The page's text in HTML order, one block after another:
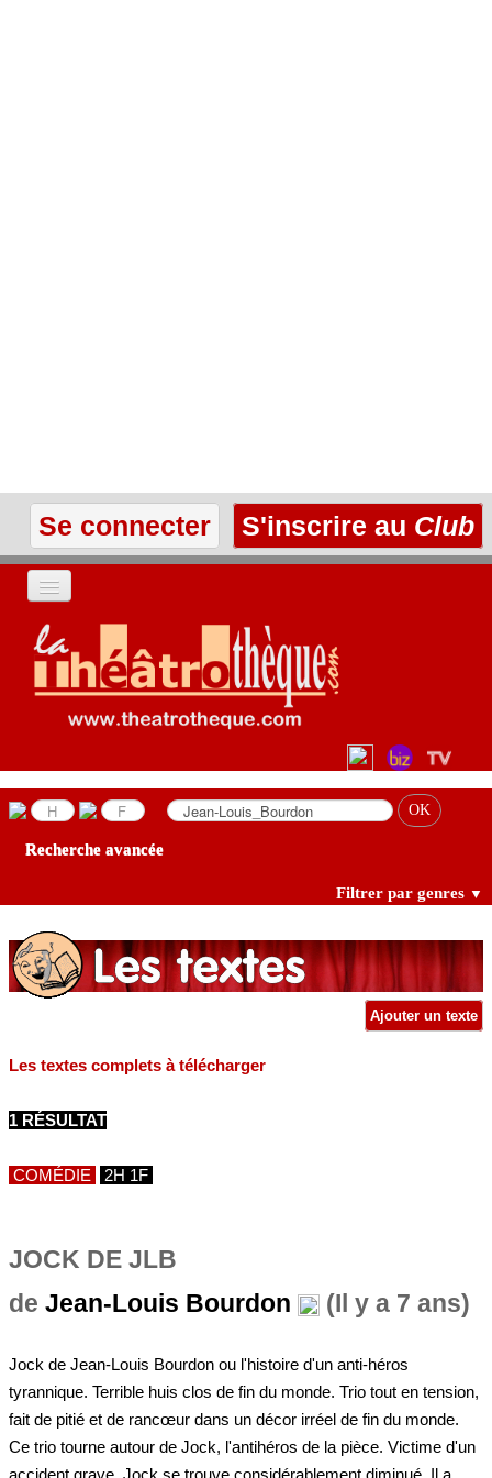
Se connecter S'inscrire au Club
ACCUEIL
LES TEXTES
LES ANNONCES
Recherche avancée
Filtrer par genres ▼
Ajouter un texte
Les textes complets à télécharger
1 RÉSULTAT
COMÉDIE 2H 1F
JOCK DE JLB
de Jean-Louis Bourdon (Il y a 7 ans)
Jock de Jean-Louis Bourdon ou l'histoire d'un anti-héros
tyrannique. Terrible huis clos de fin du monde. Trio tout en tension,
fait de pitié et de rancœur dans un décor irréel de fin du monde.
Ce trio tourne autour de Jock, l'antihéros de la pièce. Victime d'un
accident grave, Jock se trouve considérablement diminué. Il a